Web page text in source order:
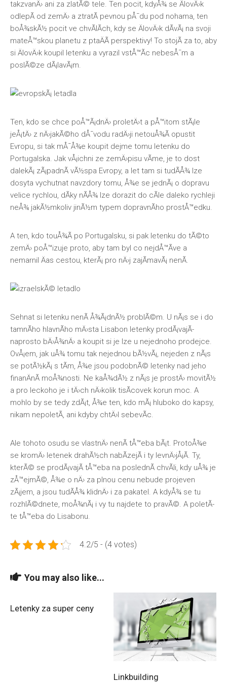
takzvanÄ› ani za zlatÃ© tele. Ten pocit, kdyÅ¾ se ÄlovÄ›k
odlepÃ­ od zemÄ› a ztratÃ­ pevnou pÅ¯du pod nohama, ten
boÅ¾skÃ½ pocit ve chvÃ­lÃ­ch, kdy se ÄlovÄ›k dÃ­vÃ¡ na svoji
mateÅ™skou planetu z ptaÄÃ­ perspektivy! To stojÃ­ za to, aby
si ÄlovÄ›k koupil letenku a vyrazil vstÅ™Ã­c nebesÅ¯m a
poslÃ©ze dÃ¡lavÃ¡m.
Ten, kdo se chce poÅ™Ã¡dnÄ› proletÄ›t a pÅ™itom stÃ¡le
jeÅ¡tÄ› z nÄ›jakÃ©ho dÅ¯vodu radÄ›ji netouÅ¾Ã­ opustit
Evropu, si tak mÅ¯Å¾e koupit dejme tomu letenku do
Portugalska. Jak vÅ¡ichni ze zemÄ›pisu vÃ­me, je to dost
dalekÃ¡ zÃ¡padnÃ­ vÃ½spa Evropy, a let tam si tudÃ­Å¾ lze
dosyta vychutnat navzdory tomu, Å¾e se jednÃ¡ o dopravu
velice rychlou, dÃ­ky nÃ­Å¾ lze dorazit do cÃ­le daleko rychleji
neÅ¾ jakÃ½mkoliv jinÃ½m typem dopravnÃ­ho prostÅ™edku.
A ten, kdo touÅ¾Ã­ po Portugalsku, si pak letenku do tÃ©to
zemÄ› poÅ™izuje proto, aby tam byl co nejdÅ™Ã­ve a
nemarnil Äas cestou, kterÃ¡ pro nÄ›j zajÃ­mavÃ¡ nenÃ­.
Sehnat si letenku nenÃ­ Å¾Ã¡dnÃ½ problÃ©m. U nÃ¡s se i do
tamnÃ­ho hlavnÃ­ho mÄ›sta Lisabon letenky prodÃ¡vajÃ­
naprosto bÄ›Å¾nÄ› a koupit si je lze u nejednoho prodejce.
OvÅ¡em, jak uÅ¾ tomu tak nejednou bÃ½vÃ¡, nejeden z nÃ¡s
se potÃ½kÃ¡ s tÃ­m, Å¾e jsou podobnÃ© letenky nad jeho
finanÄnÃ­ moÅ¾nosti. Ne kaÅ¾dÃ½ z nÃ¡s je prostÄ› movitÃ½
a pro leckoho je i tÄ›ch nÄ›kolik tisÃ­covek korun moc. A
mohlo by se tedy zdÃ¡t, Å¾e ten, kdo mÃ¡ hluboko do kapsy,
nikam nepoletÃ­, ani kdyby chtÄ›l sebevÃ­c.
Ale tohoto osudu se vlastnÄ› nenÃ­ tÅ™eba bÃ¡t. ProtoÅ¾e
se kromÄ› letenek drahÃ½ch nabÃ­zejÃ­ i ty levnÄ›jÅ¡Ã­. Ty,
kterÃ© se prodÃ¡vajÃ­ tÅ™eba na poslednÃ­ chvÃ­li, kdy uÅ¾ je
zÅ™ejmÃ©, Å¾e o nÄ› za plnou cenu nebude projeven
zÃ¡jem, a jsou tudÃ­Å¾ klidnÄ› i za pakatel. A kdyÅ¾ se tu
rozhlÃ©dnete, moÅ¾nÃ¡ i vy tu najdete to pravÃ©. A poletÃ­
te tÅ™eba do Lisabonu.
4.2/5 - (4 votes)
You may also like...
Letenky za super ceny
Linkbuilding